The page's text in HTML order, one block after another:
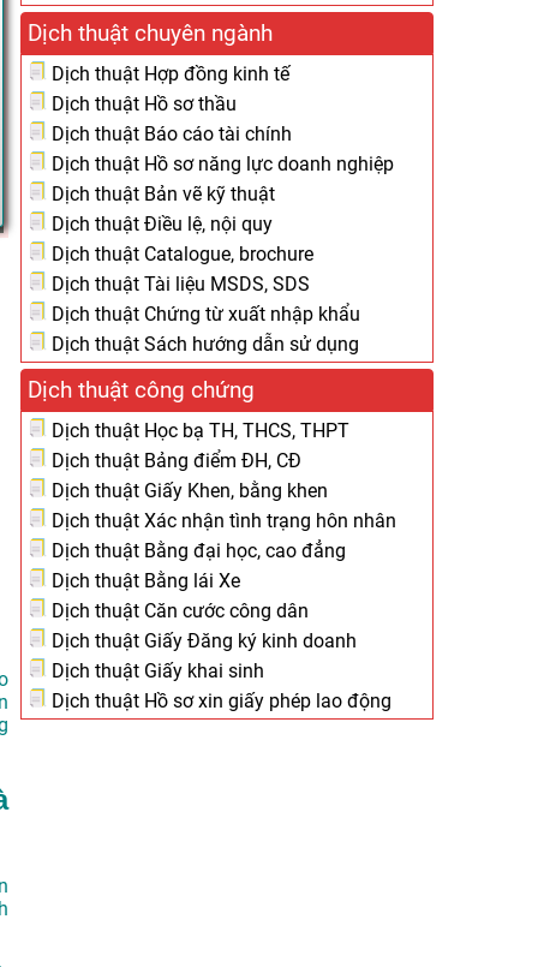
Dịch thuật chuyên ngành
Dịch thuật Hợp đồng kinh tế
Dịch thuật Hồ sơ thầu
Dịch thuật Báo cáo tài chính
Dịch thuật Hồ sơ năng lực doanh nghiệp
Dịch thuật Bản vẽ kỹ thuật
Dịch thuật Điều lệ, nội quy
Dịch thuật Catalogue, brochure
Dịch thuật Tài liệu MSDS, SDS
Dịch thuật Chứng từ xuất nhập khẩu
Dịch thuật Sách hướng dẫn sử dụng
Dịch thuật công chứng
Dịch thuật Học bạ TH, THCS, THPT
Dịch thuật Bảng điểm ĐH, CĐ
Dịch thuật Giấy Khen, bằng khen
Dịch thuật Xác nhận tình trạng hôn nhân
Dịch thuật Bằng đại học, cao đẳng
Dịch thuật Bằng lái Xe
Dịch thuật Căn cước công dân
Dịch thuật Giấy Đăng ký kinh doanh
Dịch thuật Giấy khai sinh
Dịch thuật Hồ sơ xin giấy phép lao động